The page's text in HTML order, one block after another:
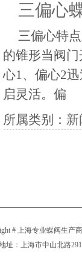
三偏心
三偏心特
的锥形当阀
心1、偏心2
启灵活。偏
所属类别：
# 上海专业蝶阀生产
址：上海市中山北路